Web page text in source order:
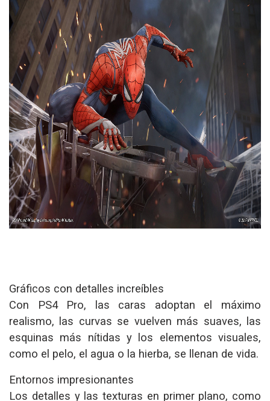
Gráficos con detalles increíbles
Con PS4 Pro, las caras adoptan el máximo
realismo, las curvas se vuelven más suaves, las
esquinas más nítidas y los elementos visuales,
como el pelo, el agua o la hierba, se llenan de vida.
Entornos impresionantes
Los detalles y las texturas en primer plano, como